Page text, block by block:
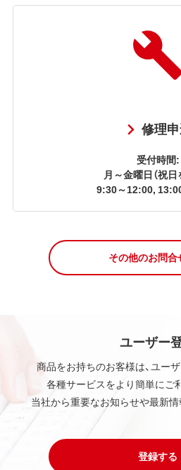
修理
受付時間:
月～金曜日（祝日
9:30～12:00,
その他のお問合
ユーザー
商品をお持ちのお客様は、ユー
各種サービスをより簡単にご
当社から重要なお知らせや最新情
登録する